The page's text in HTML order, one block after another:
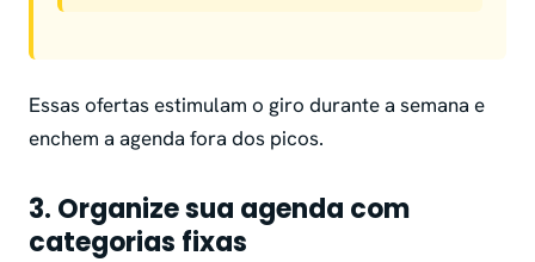
Essas ofertas estimulam o giro durante a semana e
enchem a agenda fora dos picos.
3. Organize sua agenda com
categorias fixas